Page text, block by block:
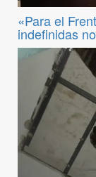
«Para el
indefinidas